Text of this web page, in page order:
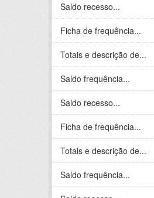
Saldo recesso...
Ficha de frequência...
Totais e descrição de...
Saldo frequência...
Saldo recesso...
Ficha de frequência...
Totais e descrição de...
Saldo frequência...